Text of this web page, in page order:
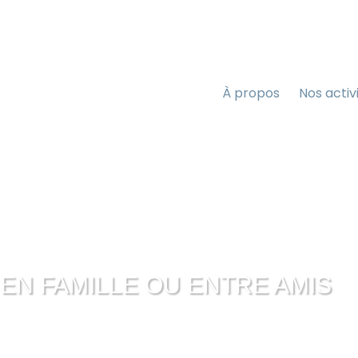
À propos Nos
EN FAMILLE OU ENTRE AMIS